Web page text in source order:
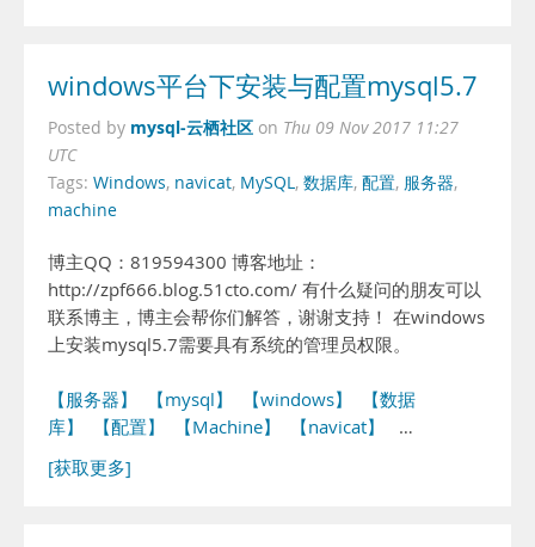
windows平台下安装与配置mysql5.7
Posted by mysql-云栖社区 on Thu 09 Nov 2017 11:27
UTC
Tags: Windows, navicat, MySQL, 数据库, 配置, 服务器,
machine
博主QQ：819594300 博客地址：
http://zpf666.blog.51cto.com/ 有什么疑问的朋友可以
联系博主，博主会帮你们解答，谢谢支持！ 在windows
上安装mysql5.7需要具有系统的管理员权限。
【服务器】 【mysql】 【windows】
【数据
库】
【配置】 【Machine】 【navicat】
…
[获取更多]